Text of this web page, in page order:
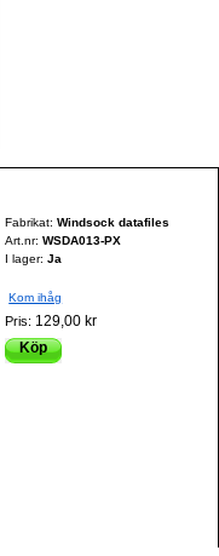
Fabrikat:Windsock datafiles
Art.nr:WSDA013-PX
I lager: Ja
Kom ihåg
Pris: 129,00 kr
Köp